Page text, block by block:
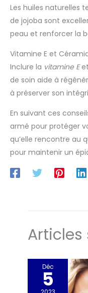
Les huiles naturelles
de jojoba sont
peau et renforcer la
Vitamine E et
Inclure la vitamine E
de soin aide à
à préserver son
En suivant ces
armé pour protéger
qu’elle rencontre au
pour maintenir un
Déc
5